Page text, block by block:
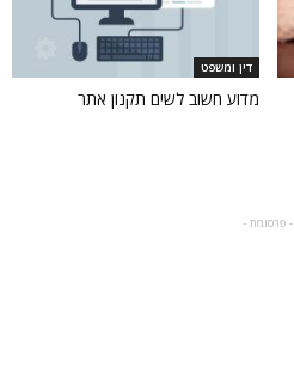
דין ומשפט
מדוע חשוב לשים תקנון אתר
- פרסומת -